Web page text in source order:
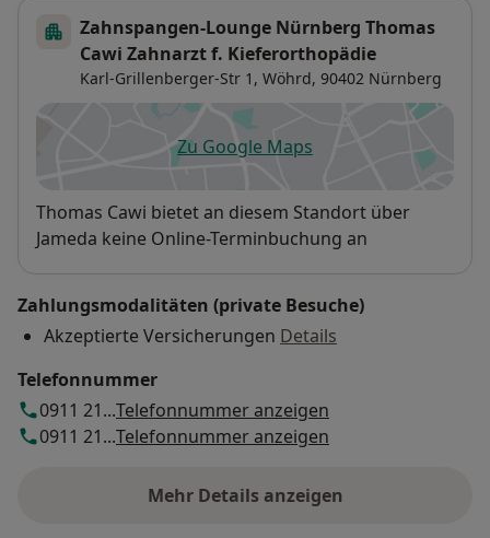
Zahnspangen-Lounge Nürnberg Thomas
Cawi Zahnarzt f. Kieferorthopädie
Karl-Grillenberger-Str 1, Wöhrd, 90402 Nürnberg
Zu Google Mapsöffnet in einer neuen
Verfügbarkeit
Thomas Cawi bietet an diesem Standort über
Jameda keine Online-Terminbuchung an
Zahlungsmodalitäten (private Besuche)
Akzeptierte Versicherungen Details
Telefonnummer
0911 21...Telefonnummer anzeigen
0911 21...Telefonnummer anzeigen
Mehr Details anzeigen
über die Adresse